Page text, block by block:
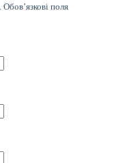
Обов’язкові поля